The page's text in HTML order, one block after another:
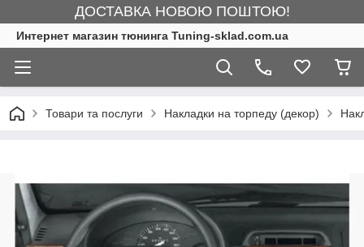
ДОСТАВКА НОВОЮ ПОШТОЮ!
Интернет магазин тюнинга Tuning-sklad.com.ua
Товари та послуги Накладки на торпеду (декор)